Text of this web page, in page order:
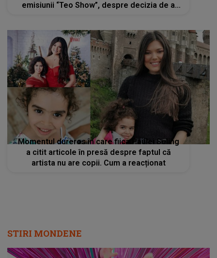
emisiunii “Teo Show”, despre decizia de a
Momentul dureros în care fiica Paulei Seling
a citit articole în presă despre faptul că
artista nu are copii. Cum a reacționat
STIRI MONDENE